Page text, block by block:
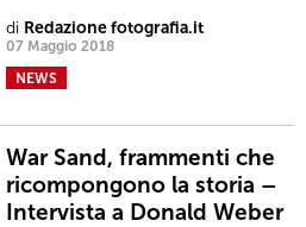
di Redazione fotografia.it
07 Maggio 2018
NEWS
War Sand, frammenti che
ricompongono la storia –
Intervista a Donald Weber